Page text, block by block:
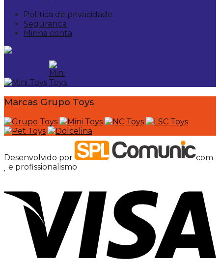
Política de privacidade
Segurança
Minha conta
Marcas Grupo Toys
Desenvolvido por
com
e profissionalismo